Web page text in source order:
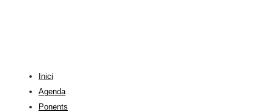
Inici
Agenda
Ponents